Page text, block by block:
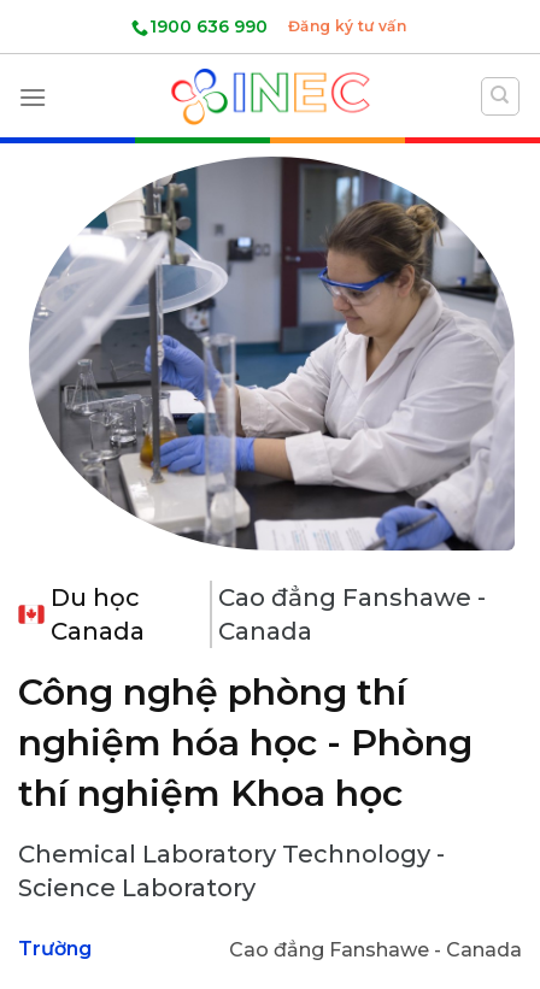
1900 636 990 Đăng ký tư vấn
Du học
Canada
Cao đẳng Fanshawe -
Canada
Công nghệ phòng thí
nghiệm hóa học - Phòng
thí nghiệm Khoa học
Chemical Laboratory Technology -
Science Laboratory
Trường Cao đẳng Fanshawe - Canada